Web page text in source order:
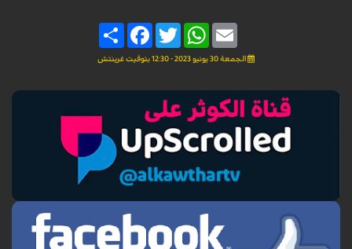
Share
FacebookTwitter
WhatsAppEmail
الجمعة 30 يونيو 2023 - 12:30 بتوقيت غرينتش